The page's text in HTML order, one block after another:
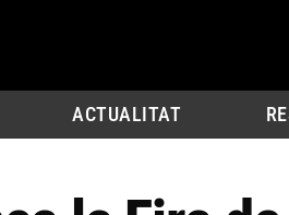
ACTUALITAT